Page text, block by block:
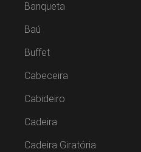
Banqueta
Baú
Buffet
Cabeceira
Cabideiro
Cadeira
Cadeira Giratória